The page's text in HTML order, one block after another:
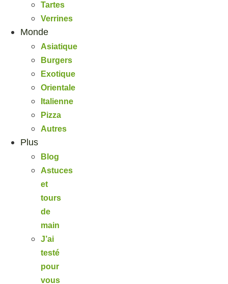
Tartes
Verrines
Monde
Asiatique
Burgers
Exotique
Orientale
Italienne
Pizza
Autres
Plus
Blog
Astuces
et
tours
de
main
J’ai
testé
pour
vous